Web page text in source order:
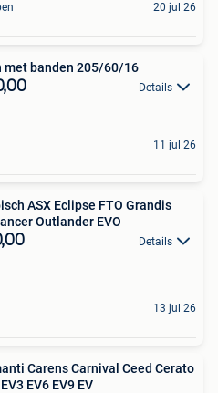
20 jul 26
met banden 205/60/16
Details
11 jul 26
ASX Eclipse FTO Grandis
Outlander EVO
Details
13 jul 26
Carens Carnival Ceed Cerato
EV6 EV9 EV